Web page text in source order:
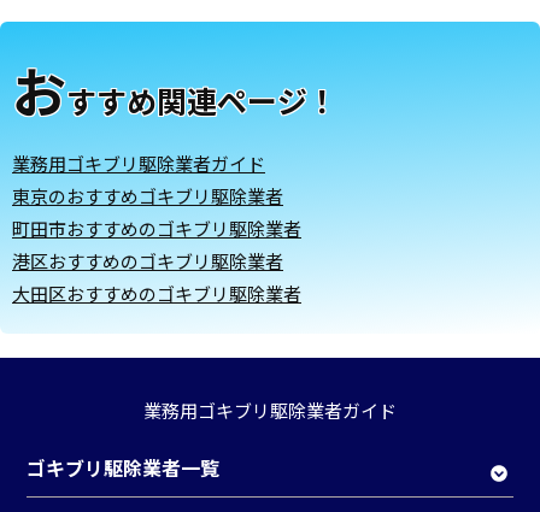
おすすめ関連ページ！
業務用ゴキブリ駆除業者ガイド
東京のおすすめゴキブリ駆除業者
町田市おすすめのゴキブリ駆除業者
港区おすすめのゴキブリ駆除業者
大田区おすすめのゴキブリ駆除業者
業務用ゴキブリ駆除業者ガイド
ゴキブリ駆除業者一覧